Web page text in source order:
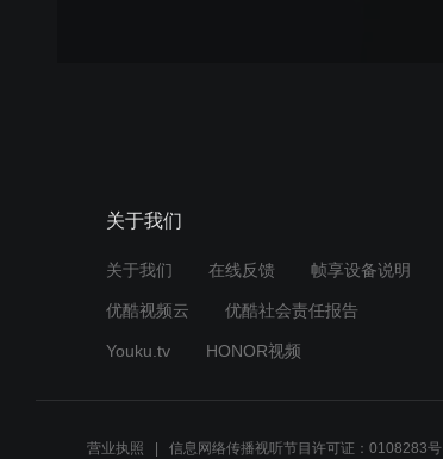
关于我们
关于我们 在线反馈 帧享设备说明
优酷视频云 优酷社会责任报告
Youku.tv HONOR视频
营业执照 信息网络传播视听节目许可证：0108283号